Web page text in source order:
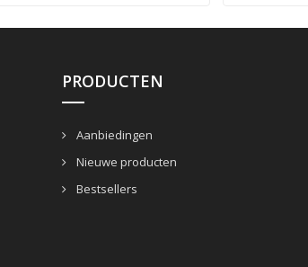
PRODUCTEN
Aanbiedingen
Nieuwe producten
Bestsellers